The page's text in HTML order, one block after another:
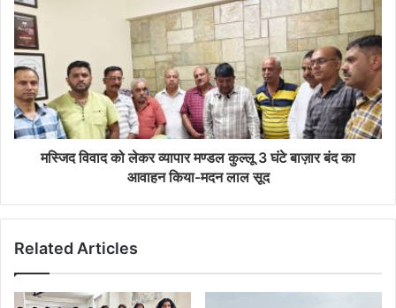
मस्जिद विवाद को लेकर व्यापार मण्डल कुल्लू 3 घंटे बाज़ार बंद का
आवाहन किया-मदन लाल सूद
Related Articles